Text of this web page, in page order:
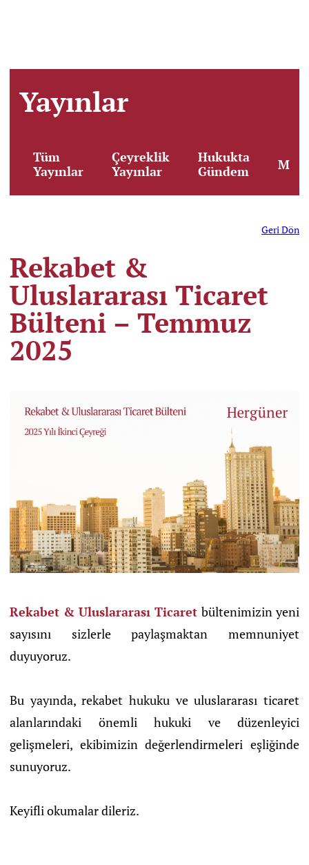
Yayınlar
Tüm
Yayınlar
Çeyreklik
Yayınlar
Hukukta
Gündem
Geri Dön
Rekabet &
Uluslararası Ticaret
Bülteni – Temmuz
2025
Rekabet & Uluslararası Ticaret bültenimizin yeni
sayısını sizlerle paylaşmaktan memnuniyet
duyuyoruz.
Bu yayında, rekabet hukuku ve uluslararası ticaret
alanlarındaki önemli hukuki ve düzenleyici
gelişmeleri, ekibimizin değerlendirmeleri eşliğinde
sunuyoruz.
Keyifli okumalar dileriz.